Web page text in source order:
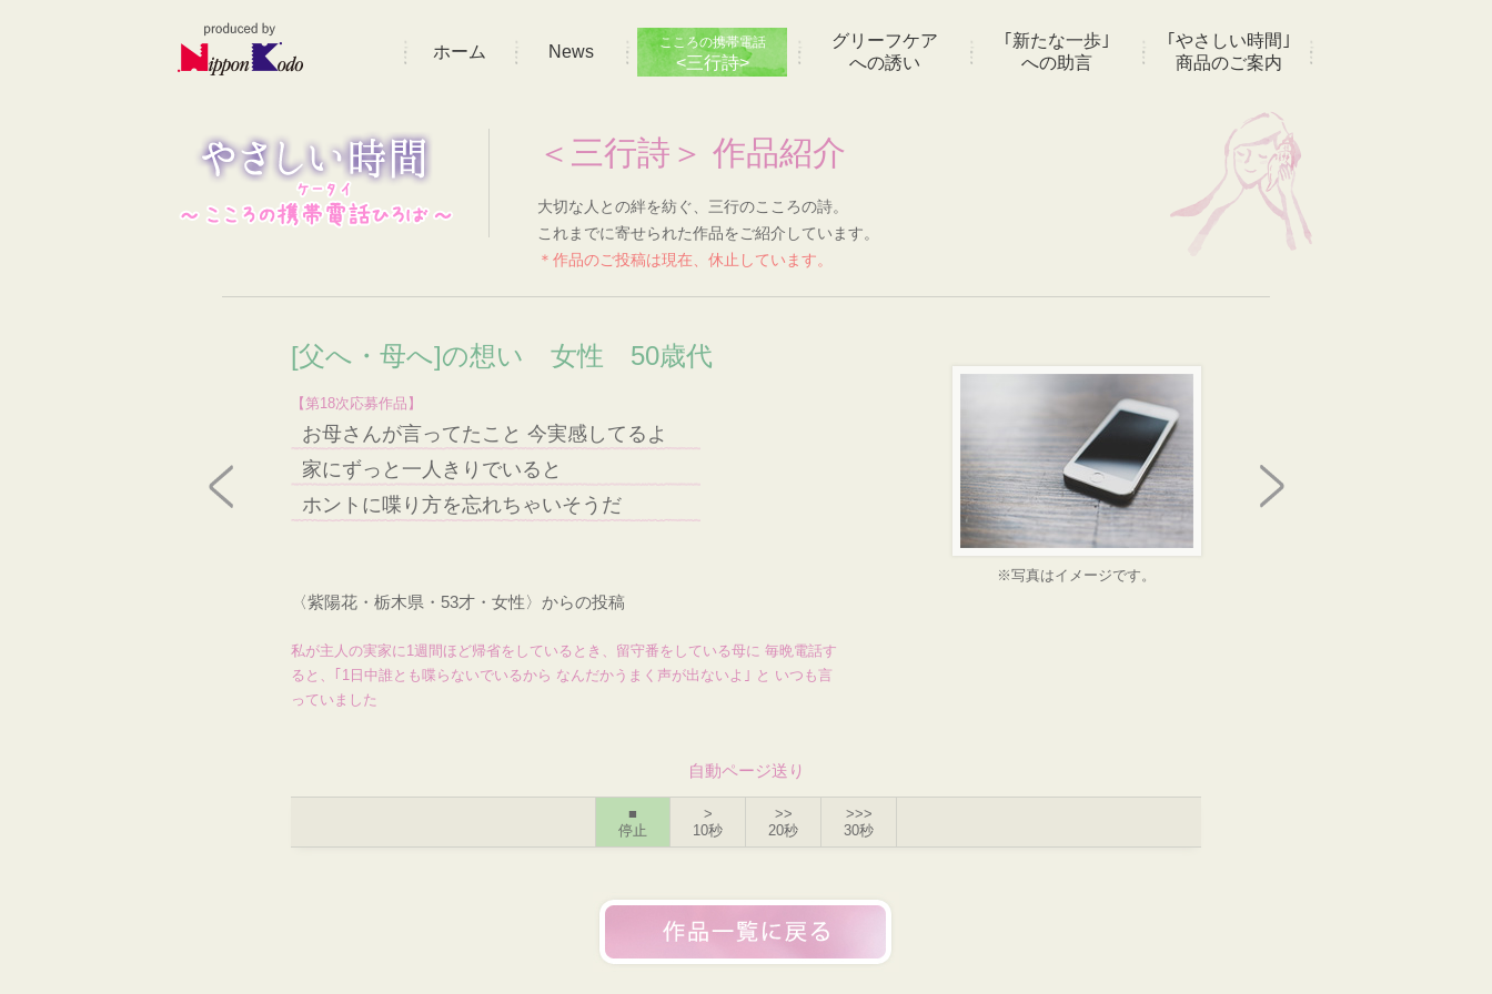
ホーム News こころの携帯電話
<三行詩>
グリーフケア
への誘い
｢新たな一歩｣
への助言
｢やさしい時間｣
商品のご案内
＜三行詩＞ 作品紹介
大切な人との絆を紡ぐ、三行のこころの詩。
これまでに寄せられた作品をご紹介しています。
＊作品のご投稿は現在、休止しています。
[父へ・母へ]の想い 女性 50歳代
【第18次応募作品】
お母さんが言ってたこと 今実感してるよ
家にずっと一人きりでいると
ホントに喋り方を忘れちゃいそうだ
※写真はイメージです。
〈紫陽花・栃木県・53才・女性〉からの投稿
私が主人の実家に1週間ほど帰省をしているとき、留守番をしている母に 毎晩電話す
ると、｢1日中誰とも喋らないでいるから なんだかうまく声が出ないよ｣ と いつも言
っていました
自動ページ送り
■
停止
>
10秒
>>
20秒
>>>
30秒